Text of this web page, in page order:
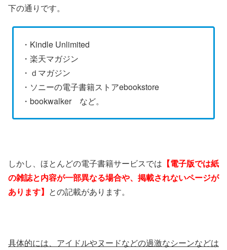
下の通りです。
・Kindle Unlimited
・楽天マガジン
・ｄマガジン
・ソニーの電子書籍ストアebookstore
・bookwalker など。
しかし、ほとんどの電子書籍サービスでは 【電子版では紙
の雑誌と内容が一部異なる場合や、掲載されないページが
あります】 との記載があります。
具体的には、アイドルやヌードなどの過激なシーンなどは